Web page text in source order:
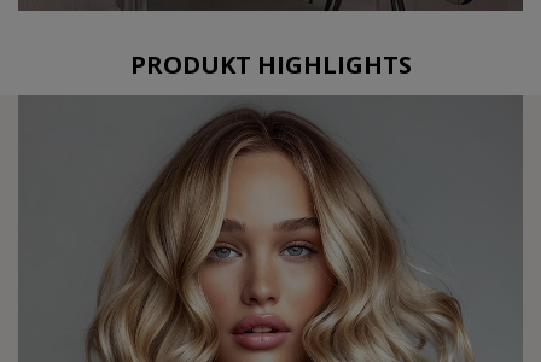
PRODUKT HIGHLIGHTS